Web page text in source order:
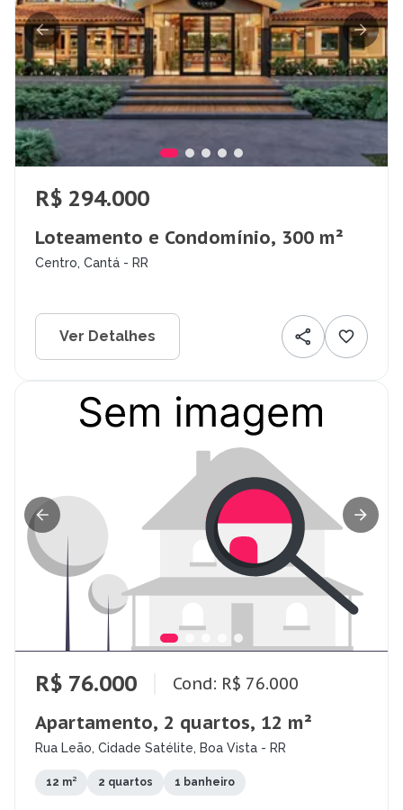
R$ 294.000
Loteamento e Condomínio, 300 m²
Centro, Cantá - RR
Ver Detalhes
R$ 76.000 Cond: R$ 76.000
Apartamento, 2 quartos, 12 m²
Rua Leão, Cidade Satélite, Boa Vista - RR
12 m² 2 quartos 1 banheiro